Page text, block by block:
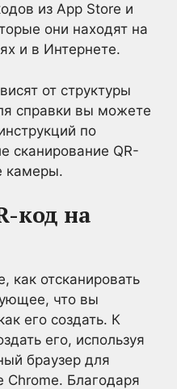
из App Store и
они находят на
и в Интернете.
от структуры
справки вы можете
по
сканирование QR-
камеры.
код на
как отсканировать
что вы
его создать. К
его, используя
браузер для
Chrome. Благодаря